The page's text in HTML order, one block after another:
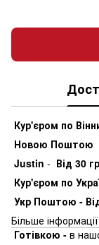
Кур'єром по
Новою Поштою
Justin - Від 30
Кур'єром по
Укр Поштою -
Більше
Готівкою - в